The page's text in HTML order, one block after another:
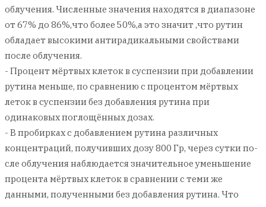
облучения. Численные значения находятся в диапазоне
от 67% до 86%,что более 50%,а это значит ,что рутин
обладает высокими антирадикальными свойствами
после облучения.
- Процент мёртвых клеток в суспензии при добавлении
рутина меньше, по сравнению с процентом мёртвых
леток в суспензии без добавления рутина при
одинаковых поглощённых дозах.
- В пробирках с добавлением рутина различных
концентраций, получивших дозу 800 Гр, через сутки по-
сле облучения наблюдается значительное уменьшение
процента мёртвых клеток в сравнении с теми же
данными, полученными без добавления рутина. Что